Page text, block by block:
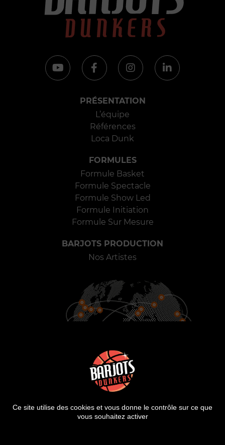
PRÉSENTATION
L’équipe
Références
Loca Dunk
FORMULES
Formule Basket
Formule Spectacle
Formule Show Led
Formule Initiation
Formule Sur Mesure
BARJOTS PRODUCTION
Nos Artistes
25
Ce site utilise des cookies et vous donne le contrôle sur ce que
vous souhaitez activer